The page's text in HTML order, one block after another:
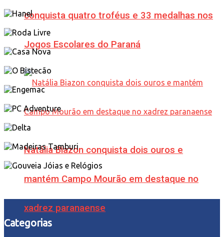
conquista quatro troféus e 33 medalhas nos
Jogos Escolares do Paraná
Natália Biazon conquista dois ouros e
mantém Campo Mourão em destaque no
xadrez paranaense
Categorias